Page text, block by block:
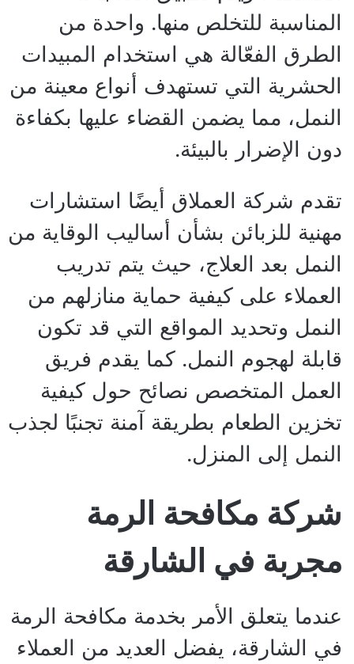
المناسبة للتخلص منها. واحدة من
الطرق الفعّالة هي استخدام المبيدات
الحشرية التي تستهدف أنواع معينة من
النمل، مما يضمن القضاء عليها بكفاءة
دون الإضرار بالبيئة.
تقدم شركة العملاق أيضًا استشارات
مهنية للزبائن بشأن أساليب الوقاية من
النمل بعد العلاج، حيث يتم تدريب
العملاء على كيفية حماية منازلهم من
النمل وتحديد المواقع التي قد تكون
قابلة لهجوم النمل. كما يقدم فريق
العمل المتخصص نصائح حول كيفية
تخزين الطعام بطريقة آمنة تجنبًا لجذب
النمل إلى المنزل.
شركة مكافحة الرمة
مجربة في الشارقة
عندما يتعلق الأمر بخدمة مكافحة الرمة
في الشارقة، يفضل العديد من العملاء